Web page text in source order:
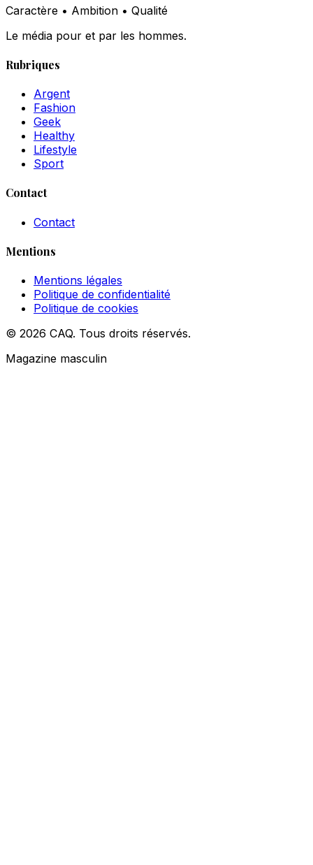
Caractère • Ambition • Qualité
Le média pour et par les hommes.
Rubriques
Argent
Fashion
Geek
Healthy
Lifestyle
Sport
Contact
Contact
Mentions
Mentions légales
Politique de confidentialité
Politique de cookies
© 2026 CAQ. Tous droits réservés.
Magazine masculin